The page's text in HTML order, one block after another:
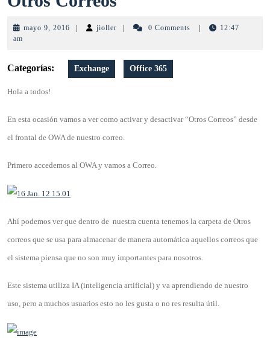
365
Activar
Otros
mayo 9, 2016 mayo
jioller jioller 0 Comments
12:47
am
Categorías: Exchange Office 365
Hola a todos!
En esta ocasión vamos a ver como activar y desactivar “Otros Correos” desde
el frontal de OWA de nuestro correo.
Primero accedemos al OWA y vamos a Correo.
Ahí podemos ver que dentro de nuestra cuenta tenemos la carpeta de Otros
correos que se usa para almacenar de manera automática aquellos correos que
el sistema piensa que no son muy importantes para nosotros.
Este sistema utiliza IA (inteligencia artificial) y va aprendiendo de nuestro
uso, pero a muchos usuarios esto no les gusta o no res resulta útil.